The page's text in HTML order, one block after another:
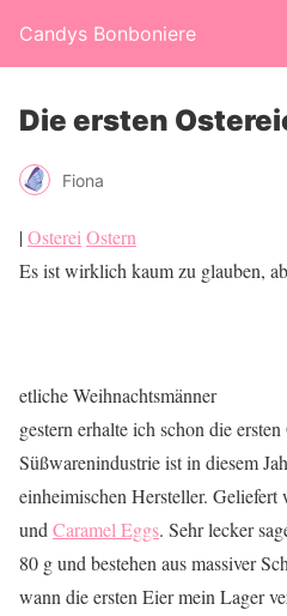
Candys Bonboniere
Die ersten
Fiona
|Osterei Ostern
Es ist wirklich kaum zu glauben,
etliche Weihnachtsmänner
gestern erhalte ich schon die
Süßwarenindustrie ist in diesem
einheimischen Hersteller.
und Caramel Eggs. Sehr lecker
80 g und bestehen aus massiver
wann die ersten Eier mein Lager